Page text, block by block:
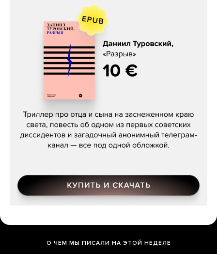
Даниил Туровский, «Разрыв»
О ЧЕМ МЫ ПИСАЛИ НА ЭТОЙ НЕДЕЛЕ